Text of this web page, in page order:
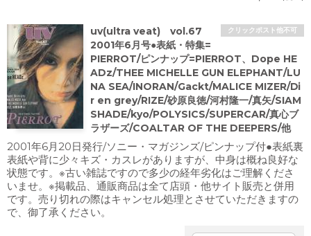
クリックポスト他不可
uv(ultra veat) vol.67
2001年6月号●表紙・特集=
PIERROT/ピンナップ=PIERROT、Dope HE
ADz/THEE MICHELLE GUN ELEPHANT/LU
NA SEA/INORAN/Gackt/MALICE MIZER/Di
r en grey/RIZE/砂原良徳/河村隆一/真矢/SIAM
SHADE/kyo/POLYSICS/SUPERCAR/真心ブ
ラザーズ/COALTAR OF THE DEEPERS/他
2001年6月20日発行/ソニー・マガジンズ/ピンナップ付●表紙裏
表紙や背に少々キズ・カスレがありますが、中身は概ね良好な
状態です。※古い雑誌ですので多少の経年劣化はご理解くださ
いませ。※掲載品、通販商品は全て店頭・他サイト販売と併用
です。売り切れの際はキャンセル処理とさせていただきますの
で、御了承ください。